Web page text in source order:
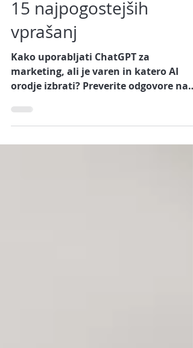
AI orodja za podjetnike:
15 najpogostejših
vprašanj
Kako uporabljati ChatGPT za
orodje izbrati? Preverite odgovore na
pogosta vprašanja podjetnikov.